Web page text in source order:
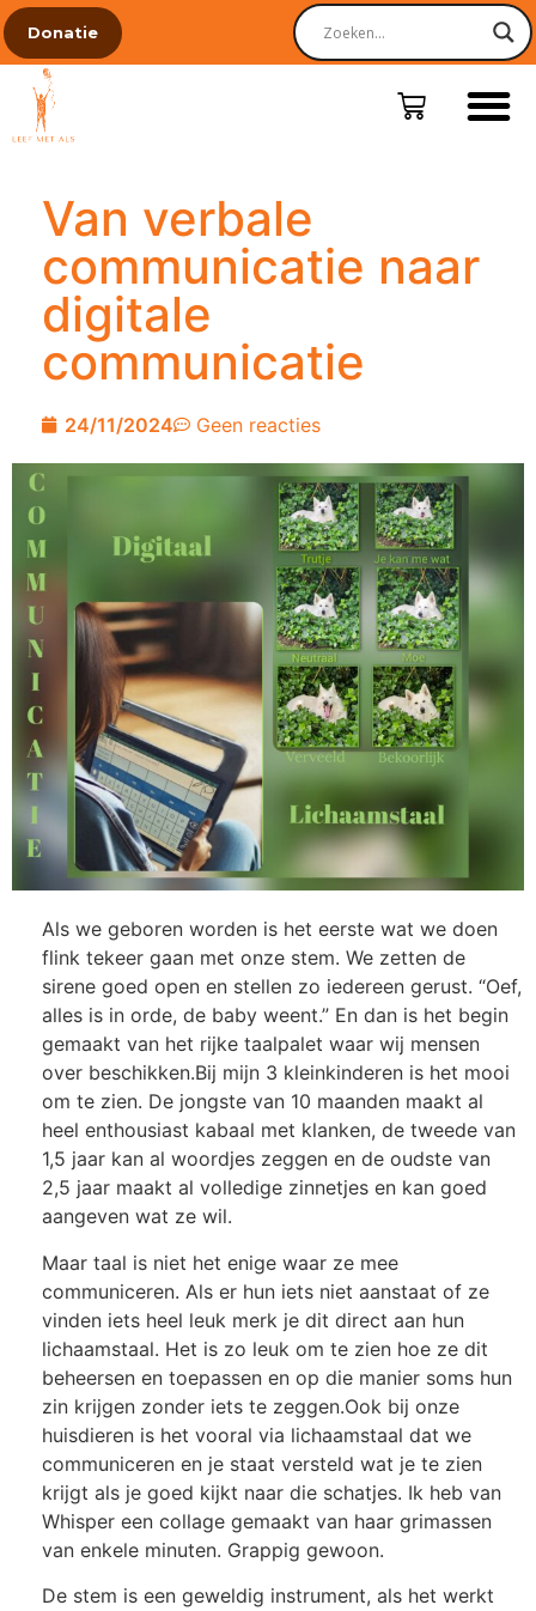
Donatie
Van verbale
communicatie naar
digitale
communicatie
24/11/2024 Geen reacties
Als we geboren worden is het eerste wat we doen
flink tekeer gaan met onze stem. We zetten de
sirene goed open en stellen zo iedereen gerust. “Oef,
alles is in orde, de baby weent.” En dan is het begin
gemaakt van het rijke taalpalet waar wij mensen
over beschikken.Bij mijn 3 kleinkinderen is het mooi
om te zien. De jongste van 10 maanden maakt al
heel enthousiast kabaal met klanken, de tweede van
1,5 jaar kan al woordjes zeggen en de oudste van
2,5 jaar maakt al volledige zinnetjes en kan goed
aangeven wat ze wil.
Maar taal is niet het enige waar ze mee
communiceren. Als er hun iets niet aanstaat of ze
vinden iets heel leuk merk je dit direct aan hun
lichaamstaal. Het is zo leuk om te zien hoe ze dit
beheersen en toepassen en op die manier soms hun
zin krijgen zonder iets te zeggen.Ook bij onze
huisdieren is het vooral via lichaamstaal dat we
communiceren en je staat versteld wat je te zien
krijgt als je goed kijkt naar die schatjes. Ik heb van
Whisper een collage gemaakt van haar grimassen
van enkele minuten. Grappig gewoon.
De stem is een geweldig instrument, als het werkt